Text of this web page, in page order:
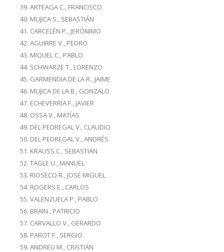
ARTEAGA C., FRANCISCO
MUJICA S., SEBASTIÁN
CARCELÉN P., JERÓNIMO
AGUIRRE V., PEDRO
MIQUEL C., PABLO
SCHWARZE T., LORENZO
GARMENDIA DE LA R., JAIME
MUJICA DE LA B., GONZALO
ECHEVERRÍA F., JAVIER
OSSA V., MATÍAS
DEL PEDREGAL V., CLAUDIO
DEL PEDREGAL V., ANDRÉS
KRAUSS C., SEBASTIÁN
TAGLE U., MANUEL
RIOSECO R., JOSÉ MIGUEL
ROGERS E., CARLOS
VALENZUELA P., PABLO
BRAIN., PATRICIO
CARVALLO V., GERARDO
PAROT F., SERGIO
ANDREU M., CRISTIÁN